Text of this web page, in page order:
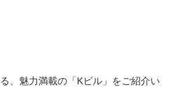
、魅力満載の「Kビル」をご紹介い